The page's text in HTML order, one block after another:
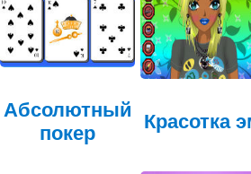
Абсолютный
покер
Красотка